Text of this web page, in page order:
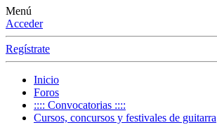
Menú
Acceder
Regístrate
Inicio
Foros
:::: Convocatorias ::::
Cursos, concursos y festivales de guitarra